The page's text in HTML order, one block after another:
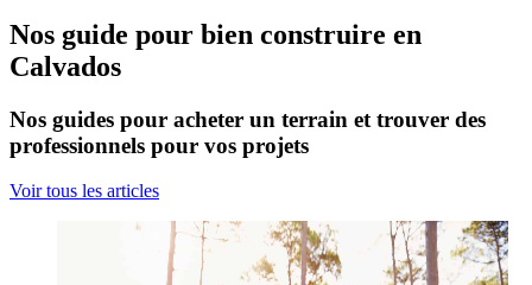
Nos guide pour bien construire en
Calvados
Nos guides pour acheter un terrain et trouver des
professionnels pour vos projets
Voir tous les articles